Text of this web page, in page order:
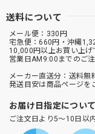
送料について
メール便：330円
宅急便：660円・沖縄
10,000円以上お買い上げ
営業日AM9:00までのご
メーカー直送分：送料無
発送目安は商品ページを
お届け日指定について
ご注文日より5～10日以